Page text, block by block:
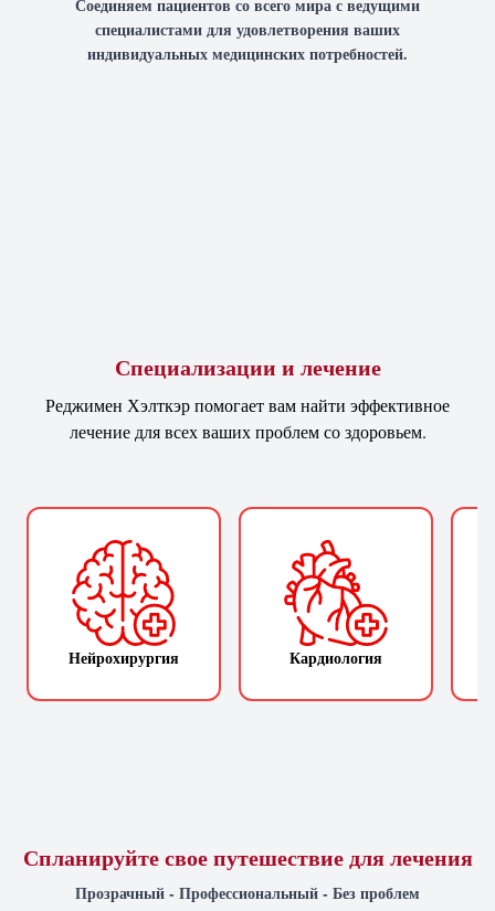
Соединяем пациентов со всего мира с ведущими
специалистами для удовлетворения ваших
индивидуальных медицинских потребностей.
Специализации и лечение
Реджимен Хэлткэр помогает вам найти эффективное
лечение для всех ваших проблем со здоровьем.
Нейрохирургия Кардиология
Спланируйте свое путешествие для лечения
Прозрачный - Профессиональный - Без проблем